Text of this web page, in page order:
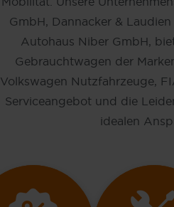
GmbH, Dannacker &
Autohaus Niber GmbH,
Gebrauchtwagen der
Volkswagen Nutzfahrzeuge,
Serviceangebot und die
idealen